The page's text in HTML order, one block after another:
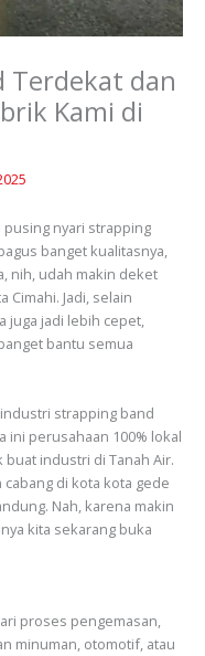
Terdekat dan
Kami di
pusing nyari strapping
banget kualitasnya,
nih, udah makin deket
Cimahi. Jadi, selain
juga jadi lebih cepet,
bantu semua
strapping band
ini perusahaan 100% lokal
buat industri di Tanah Air.
di kota kota gede
Nah, karena makin
kita sekarang buka
proses pengemasan,
minuman, otomotif, atau